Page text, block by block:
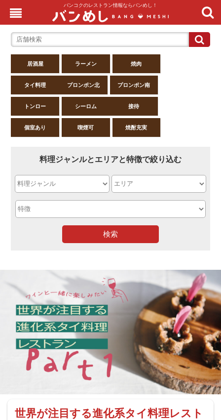
バンコクのレストラン情報ならバンめし！
居酒屋 ラーメン 焼肉
タイ料理 プロンポン北 プロンポン南
トンロー シーロム 接待
個室あり 喫煙可 焼酎充実
料理ジャンルとエリアと特徴で絞り込む
検索
世界が注目する進化系タイ料理レスト